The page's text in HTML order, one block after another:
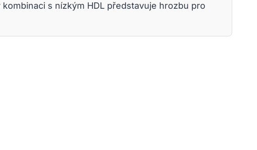
s nízkým HDL představuje hrozbu pro